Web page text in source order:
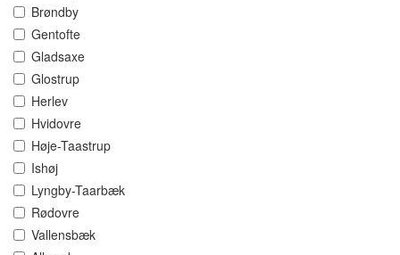
Brøndby
Gentofte
Gladsaxe
Glostrup
Herlev
Hvidovre
Høje-Taastrup
Ishøj
Lyngby-Taarbæk
Rødovre
Vallensbæk